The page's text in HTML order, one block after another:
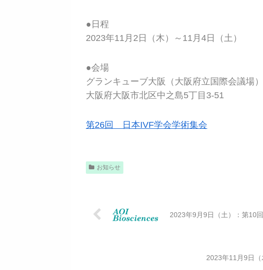
●日程
2023年11月2日（木）～11月4日（土）
●会場
グランキューブ大阪（大阪府立国際会議場）
大阪府大阪市北区中之島5丁目3-51
第26回 日本IVF学会学術集会
お知らせ
2023年9月9日（土）：第10
2023年11月9日